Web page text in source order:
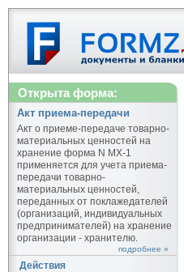
Открыта форма:
Акт приема-передачи
Акт о приеме-передаче товарно-
материальных ценностей на
хранение форма N МХ-1
применяется для учета приема-
передачи товарно-
материальных ценностей,
переданных от поклажедателей
(организаций, индивидуальных
предпринимателей) на хранение
организации - хранителю.
подробнее »
Действия